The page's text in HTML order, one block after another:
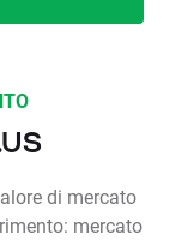
di mercato
mercato